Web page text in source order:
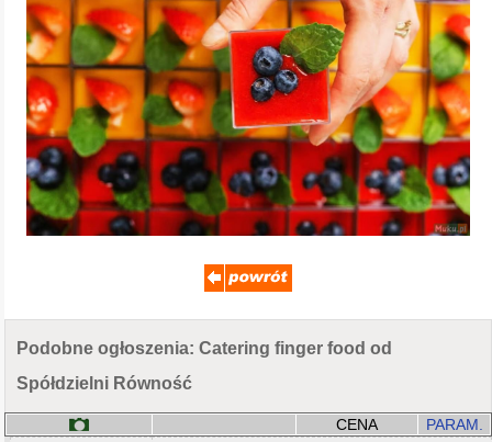
Podobne ogłoszenia: Catering finger food od
Spółdzielni Równość
CENA PARAM.